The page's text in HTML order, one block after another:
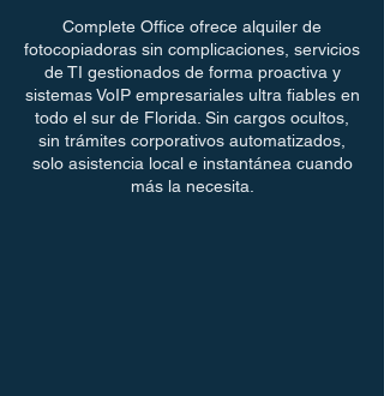
Complete Office ofrece alquiler de
fotocopiadoras sin complicaciones, servicios
de TI gestionados de forma proactiva y
sistemas VoIP empresariales ultra fiables en
todo el sur de Florida. Sin cargos ocultos,
sin trámites corporativos automatizados,
solo asistencia local e instantánea cuando
más la necesita.